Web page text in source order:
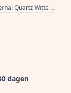
50x40 cm Vlakinbouw en Onderbouw met RVS plug
dagen